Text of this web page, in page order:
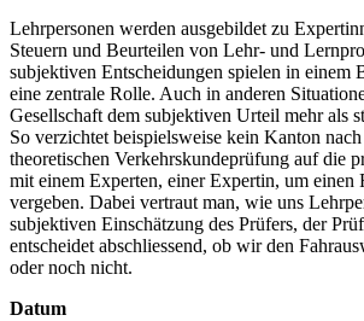
Lehrpersonen werden ausgebildet zu
Steuern und Beurteilen von Lehr- und
subjektiven Entscheidungen spielen in einem
eine zentrale Rolle. Auch in anderen
Gesellschaft dem subjektiven Urteil mehr als
So verzichtet beispielsweise kein Kanton
theoretischen Verkehrskundeprüfung auf die
mit einem Experten, einer Expertin, um einen
vergeben. Dabei vertraut man, wie uns
subjektiven Einschätzung des Prüfers, der
entscheidet abschliessend, ob wir den
oder noch nicht.
Datum